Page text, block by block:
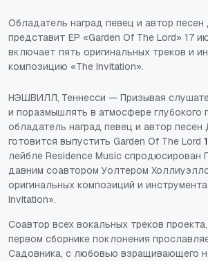
Обладатель наград певец и автор
представит EP «Garden Of The Lord» 17
включает пять оригинальных треков и
композицию «The Invitation».
НЭШВИЛЛ, Теннесси — Призывая
и поразмышлять в атмосфере глубокого
обладатель наград певец и автор песен
готовится выпустить Garden Of The Lord
лейбле Residence Music спродюсирован
давним соавтором Уолтером
оригинальных композиций и
Invitation».
Соавтор всех вокальных треков
первом сборнике поклонения
Садовника, с любовью взращивающего